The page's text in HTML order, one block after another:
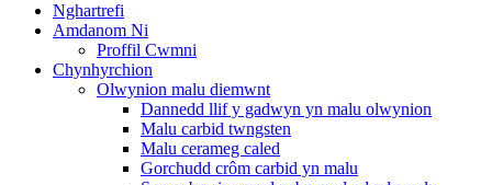
Nghartrefi
Amdanom Ni
Proffil Cwmni
Chynhyrchion
Olwynion malu diemwnt
Dannedd llif y gadwyn yn malu olwynion
Malu carbid twngsten
Malu cerameg caled
Gorchudd crôm carbid yn malu